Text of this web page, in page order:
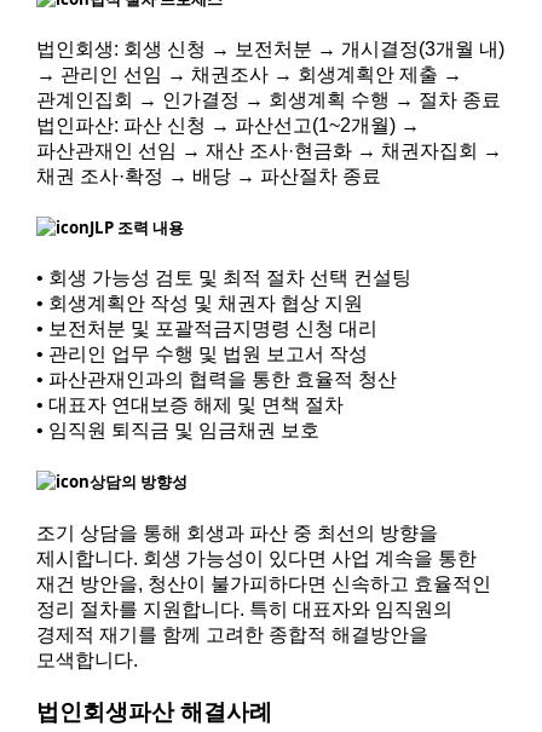
법인회생: 회생 신청 → 보전처분 → 개시결정(3개월 내)
→ 관리인 선임 → 채권조사 → 회생계획안 제출 →
관계인집회 → 인가결정 → 회생계획 수행 → 절차 종료
법인파산: 파산 신청 → 파산선고(1~2개월) →
파산관재인 선임 → 재산 조사·현금화 → 채권자집회 →
채권 조사·확정 → 배당 → 파산절차 종료
JLP 조력 내용
• 회생 가능성 검토 및 최적 절차 선택 컨설팅
• 회생계획안 작성 및 채권자 협상 지원
• 보전처분 및 포괄적금지명령 신청 대리
• 관리인 업무 수행 및 법원 보고서 작성
• 파산관재인과의 협력을 통한 효율적 청산
• 대표자 연대보증 해제 및 면책 절차
• 임직원 퇴직금 및 임금채권 보호
상담의 방향성
조기 상담을 통해 회생과 파산 중 최선의 방향을
제시합니다. 회생 가능성이 있다면 사업 계속을 통한
재건 방안을, 청산이 불가피하다면 신속하고 효율적인
정리 절차를 지원합니다. 특히 대표자와 임직원의
경제적 재기를 함께 고려한 종합적 해결방안을
모색합니다.
법인회생파산해결사례